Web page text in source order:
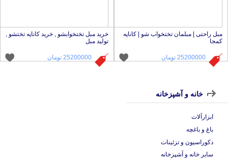
مبل راحتی | مبلمان تختخواب شو | کاناپه
کمجا
25200000 تومان
خرید مبل تختخوابشو , خرید کاناپه تختشو ,
تولید مبل
25200000 تومان
خانه و آشپزخانه
ابزارآلات
باغ و باغچه
دکوراسیون و تزئینات
سایر خانه و آشپزخانه